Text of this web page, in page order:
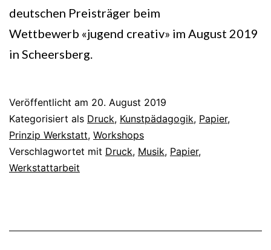
deutschen Preisträger beim
Wettbewerb «jugend creativ» im August 2019
in Scheersberg.
Veröffentlicht am 20. August 2019
Kategorisiert als Druck, Kunstpädagogik, Papier,
Prinzip Werkstatt, Workshops
Verschlagwortet mit Druck, Musik, Papier,
Werkstattarbeit